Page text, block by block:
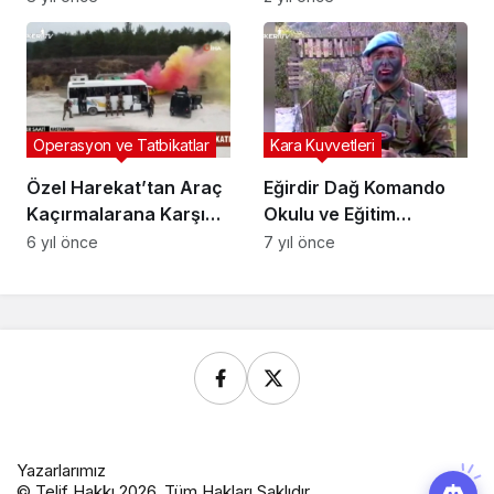
Gücünü Gösteren
Büyük Tatbikat
Özel Harekat’tan Araç
Kaçırmalarana Karşı
Tatbikat
Operasyon ve Tatbikatlar
6 yıl önce
Eğirdir Dağ Komando
Okulu ve Eğitim
Merkezi Komutanlığı
Kara Kuvvetleri
7 yıl önce
Yazarlarımız